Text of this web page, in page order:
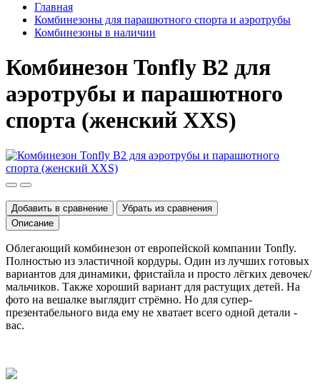
Главная
Комбинезоны для парашютного спорта и аэротрубы
Комбинезоны в наличии
Комбинезон Tonfly B2 для
аэротрубы и парашютного
спорта (женский XXS)
Добавить в сравнение
Убрать из сравнения
Описание
Облегающий комбинезон от европейской компании Tonfly.
Полностью из эластичной кордуры. Один из лучших готовых
вариантов для динамики, фристайла и просто лёгких девочек/
мальчиков. Также хороший вариант для растущих детей. На
фото на вешалке выглядит стрёмно. Но для супер-
презентабельного вида ему не хватает всего одной детали -
вас.